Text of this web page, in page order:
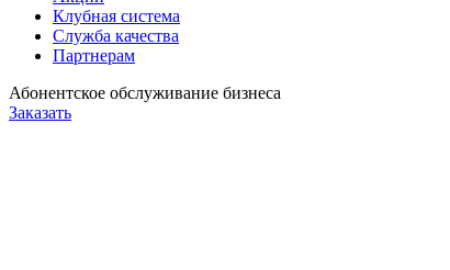
Клубная система
Служба качества
Партнерам
Абонентское обслуживание бизнеса
Заказать